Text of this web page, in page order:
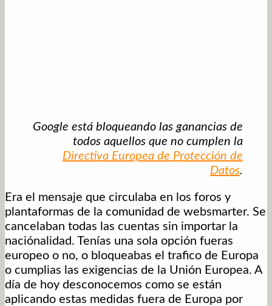
Google está bloqueando las ganancias de
todos aquellos que no cumplen la
Directiva Europea de Protección de
Datos.
Era el mensaje que circulaba en los foros y
plantaformas de la comunidad de websmarter. Se
cancelaban todas las cuentas sin importar la
naciónalidad. Tenías una sola opción fueras
europeo o no, o bloqueabas el trafico de Europa
o cumplias las exigencias de la Unión Europea. A
día de hoy desconocemos como se están
aplicando estas medidas fuera de Europa por